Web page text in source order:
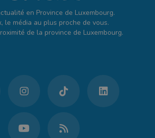
en Province de Luxembourg.
le média au plus proche de vous.
de la province de Luxembourg.